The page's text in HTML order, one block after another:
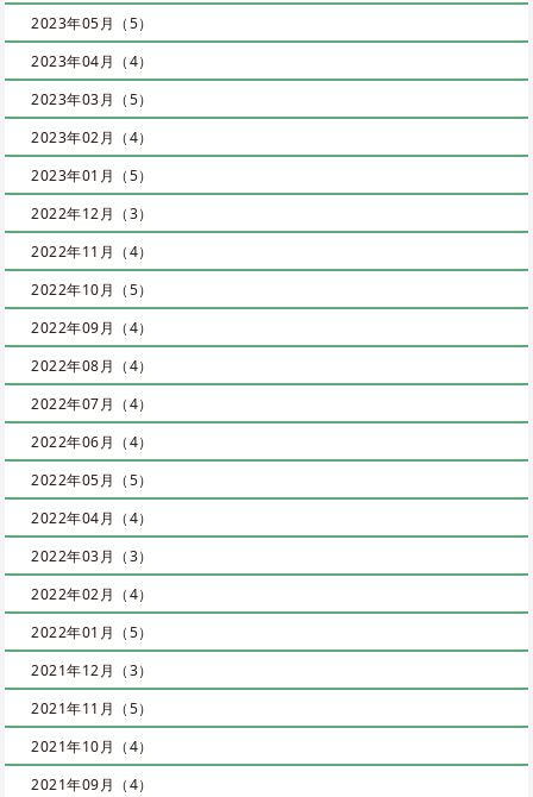
2023年05月（5）
2023年04月（4）
2023年03月（5）
2023年02月（4）
2023年01月（5）
2022年12月（3）
2022年11月（4）
2022年10月（5）
2022年09月（4）
2022年08月（4）
2022年07月（4）
2022年06月（4）
2022年05月（5）
2022年04月（4）
2022年03月（3）
2022年02月（4）
2022年01月（5）
2021年12月（3）
2021年11月（5）
2021年10月（4）
2021年09月（4）